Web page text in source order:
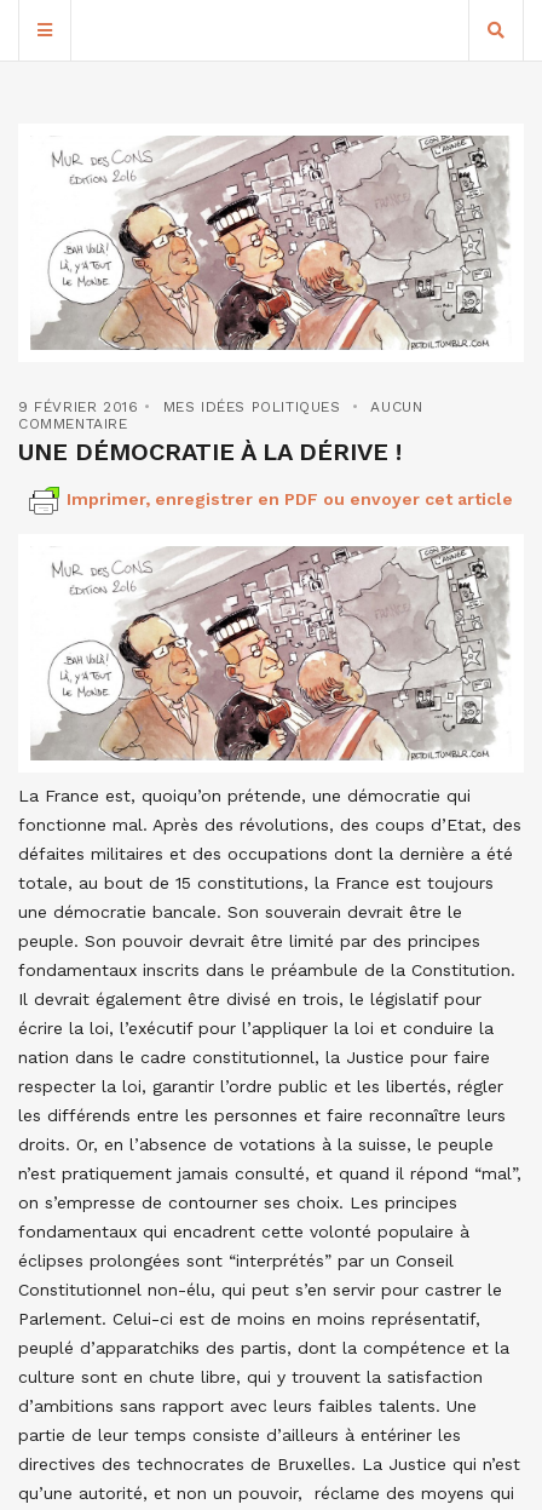
9 FÉVRIER 2016 MES IDÉES POLITIQUES
AUCUN
COMMENTAIRE
UNE DÉMOCRATIE À LA DÉRIVE !
Imprimer, enregistrer en PDF ou envoyer cet article
La France est, quoiqu’on prétende, une démocratie qui
fonctionne mal. Après des révolutions, des coups d’Etat, des
défaites militaires et des occupations dont la dernière a été
totale, au bout de 15 constitutions, la France est toujours
une démocratie bancale. Son souverain devrait être le
peuple. Son pouvoir devrait être limité par des principes
fondamentaux inscrits dans le préambule de la Constitution.
Il devrait également être divisé en trois, le législatif pour
écrire la loi, l’exécutif pour l’appliquer la loi et conduire la
nation dans le cadre constitutionnel, la Justice pour faire
respecter la loi, garantir l’ordre public et les libertés, régler
les différends entre les personnes et faire reconnaître leurs
droits. Or, en l’absence de votations à la suisse, le peuple
n’est pratiquement jamais consulté, et quand il répond “mal”,
on s’empresse de contourner ses choix. Les principes
fondamentaux qui encadrent cette volonté populaire à
éclipses prolongées sont “interprétés” par un Conseil
Constitutionnel non-élu, qui peut s’en servir pour castrer le
Parlement. Celui-ci est de moins en moins représentatif,
peuplé d’apparatchiks des partis, dont la compétence et la
culture sont en chute libre, qui y trouvent la satisfaction
d’ambitions sans rapport avec leurs faibles talents. Une
partie de leur temps consiste d’ailleurs à entériner les
directives des technocrates de Bruxelles. La Justice qui n’est
qu’une autorité, et non un pouvoir, réclame des moyens qui